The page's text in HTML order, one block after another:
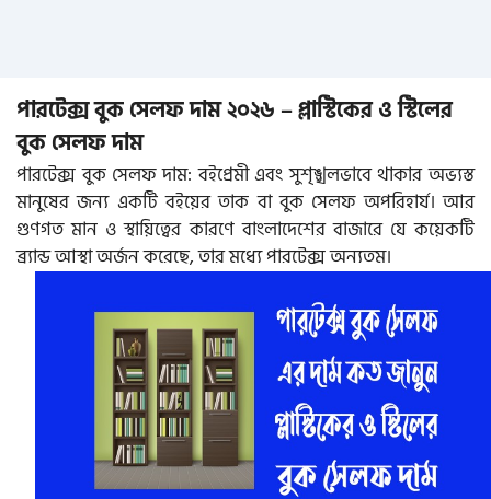
পারটেক্স বুক সেলফ দাম ২০২৬ – প্লাস্টিকের ও স্টিলের
বুক সেলফ দাম
পারটেক্স বুক সেলফ দাম: বইপ্রেমী এবং সুশৃঙ্খলভাবে থাকার অভ্যস্ত
মানুষের জন্য একটি বইয়ের তাক বা বুক সেলফ অপরিহার্য। আর
গুণগত মান ও স্থায়িত্বের কারণে বাংলাদেশের বাজারে যে কয়েকটি
ব্র্যান্ড আস্থা অর্জন করেছে, তার মধ্যে পারটেক্স অন্যতম।